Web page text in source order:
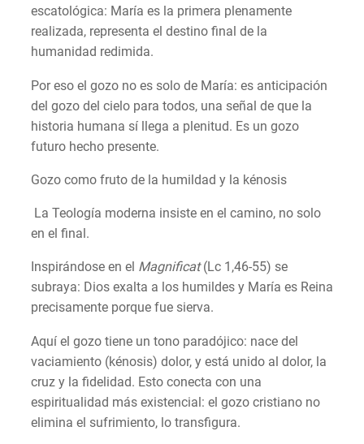
escatológica: María es la primera plenamente
realizada, representa el destino final de la
humanidad redimida.
Por eso el gozo no es solo de María: es anticipación
del gozo del cielo para todos, una señal de que la
historia humana sí llega a plenitud. Es un gozo
futuro hecho presente.
Gozo como fruto de la humildad y la kénosis
La Teología moderna insiste en el camino, no solo
en el final.
Inspirándose en el Magnificat(Lc 1,46-55) se
subraya: Dios exalta a los humildes y María es Reina
precisamente porque fue sierva.
Aquí el gozo tiene un tono paradójico: nace del
vaciamiento (kénosis) dolor, y está unido al dolor, la
cruz y la fidelidad. Esto conecta con una
espiritualidad más existencial: el gozo cristiano no
elimina el sufrimiento, lo transfigura.